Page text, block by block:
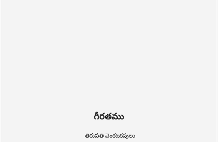
గీరతము
తిరుపతి వెంకటకవులు